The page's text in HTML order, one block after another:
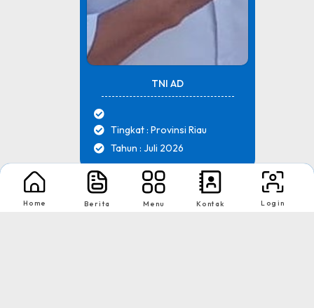
TNI AD
Tingkat : Provinsi Riau
Tahun : Juli 2026
Home Berita Menu Kontak Login